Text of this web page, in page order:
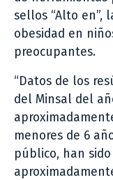
sellos “Alto en”,
obesidad en
preocupantes.
“Datos de los
del Minsal del
menores de 6
público, han